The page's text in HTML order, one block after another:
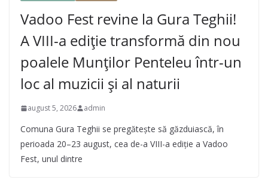
Vadoo Fest revine la Gura Teghii!
A VIII-a ediție transformă din nou
poalele Munților Penteleu într-un
loc al muzicii și al naturii
august 5, 2026 admin
Comuna Gura Teghii se pregătește să găzduiască, în
perioada 20–23 august, cea de-a VIII-a ediție a Vadoo
Fest, unul dintre